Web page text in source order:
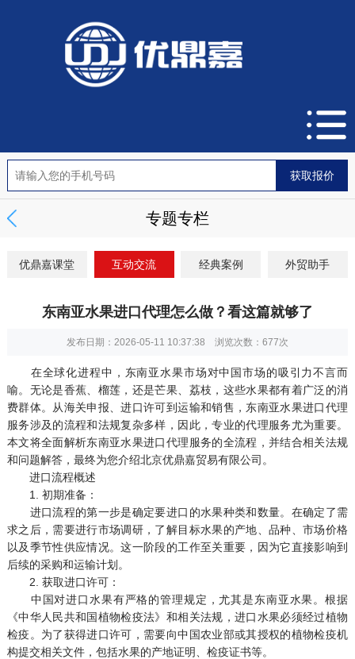
专题专栏
优鼎嘉课堂 互动交流 经典案例 外贸助手
东南亚水果进口代理怎么做？看这篇就够了
发布日期：2026-05-11 10:37:38 浏览次数： 677次
在全球化进程中，东南亚水果市场对中国市场的吸引力不言而
喻。无论是香蕉、榴莲，还是芒果、荔枝，这些水果都有着广泛的消
费群体。从海关申报、进口许可到运输和销售，东南亚水果进口代理
服务涉及的流程和法规复杂多样，因此，专业的代理服务尤为重要。
本文将全面解析东南亚水果进口代理服务的全流程，并结合相关法规
和问题解答，最终为您介绍北京优鼎嘉贸易有限公司。
进口流程概述
1. 初期准备：
进口流程的第一步是确定要进口的水果种类和数量。在确定了需
求之后，需要进行市场调研，了解目标水果的产地、品种、市场价格
以及季节性供应情况。这一阶段的工作至关重要，因为它直接影响到
后续的采购和运输计划。
2. 获取进口许可：
中国对进口水果有严格的管理规定，尤其是东南亚水果。根据
《中华人民共和国植物检疫法》和相关法规，进口水果必须经过植物
检疫。为了获得进口许可，需要向中国农业部或其授权的植物检疫机
构提交相关文件，包括水果的产地证明、检疫证书等。